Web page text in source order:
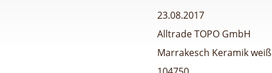
23.08.2017
Alltrade TOPO GmbH
Marrakesch Keramik weiß